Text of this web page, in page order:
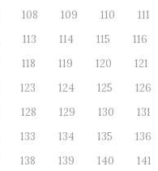
108 109 110
111
113 114 115
116
118 119 120
121
123 124 125
126
128 129 130
131
133 134 135
136
138 139 140
141